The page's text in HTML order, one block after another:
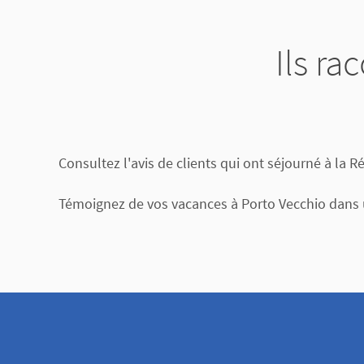
Ils
Consultez l'avis de clients qui ont séjourné à la
Témoignez de vos vacances à Porto Vecchio